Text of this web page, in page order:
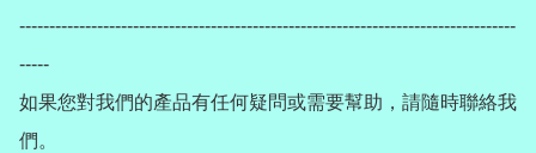
-----------------------------------------------------------------------------------
-----
如果您對我們的產品有任何疑問或需要幫助，請隨時聯絡我
們。